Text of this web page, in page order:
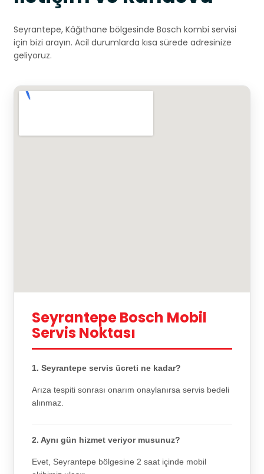
Seyrantepe, Kâğıthane bölgesinde Bosch kombi servisi
için bizi arayın. Acil durumlarda kısa sürede adresinize
geliyoruz.
Seyrantepe Bosch Mobil
Servis Noktası
1. Seyrantepe servis ücreti ne kadar?
Arıza tespiti sonrası onarım onaylanırsa servis bedeli
alınmaz.
2. Aynı gün hizmet veriyor musunuz?
Evet, Seyrantepe bölgesine 2 saat içinde mobil